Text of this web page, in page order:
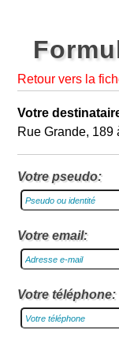
Retour vers la
Votre
Rue Grande, 189
Votre pseudo:
Votre email:
Votre téléphone: